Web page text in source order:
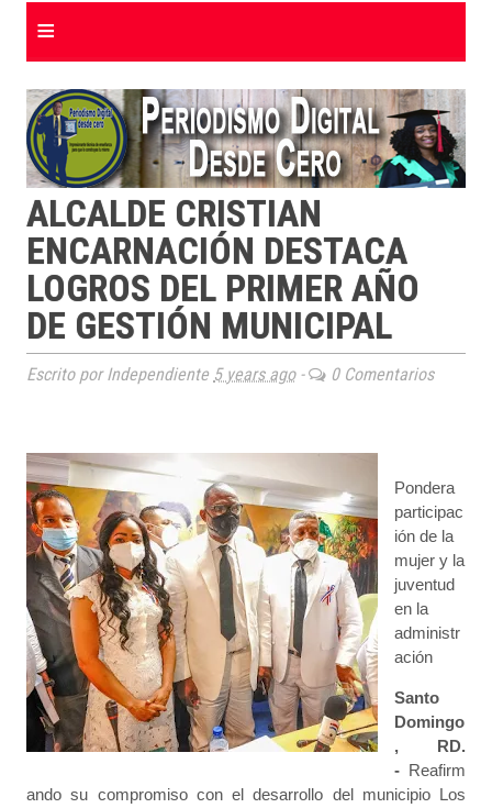
≡
ALCALDE CRISTIAN
ENCARNACIÓN DESTACA
LOGROS DEL PRIMER AÑO
DE GESTIÓN MUNICIPAL
Escrito por Independiente 5 years ago- 0 Comentarios
Pondera
participac
ión de la
mujer y la
juventud
en la
administr
ación
Santo
Domingo
, RD.
- Reafirm
ando su compromiso con el desarrollo del municipio Los